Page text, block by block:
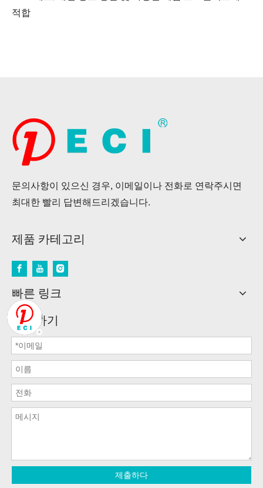
적합
문의사항이 있으신 경우, 이메일이나 전화로 연락주시면
최대한 빨리 답변해드리겠습니다.
제품 카테고리
빠른 링크
문의하기
제출하다